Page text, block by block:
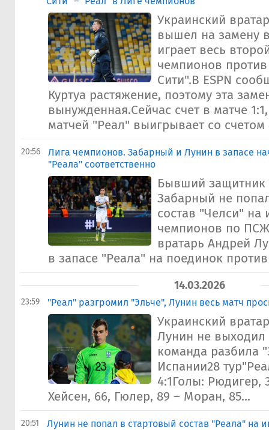
Украинский
вышел на замену
играет весь
чемпионов
Сити".В ESPN
Куртуа растяжение, поэтому эта
вынужденная.Сейчас счет в матче
матчей "Реал" выигрывает со счетом
20:56
Лига чемпионов. Забарный и Лунин в запасе
"Реала" соответственно
Бывший
Забарный не
состав "Челси" на
чемпионов по
вратарь Андрей
в запасе "Реала" на поединок
14.03.2026
23:59 "Реал" разгромил "Эльче", Лунин весь матч
Украинский
Лунин не выходил
команда разбила
Испании28
4:1Голы: Рюдигер,
Хейсен, 66, Гюлер, 89 – Моран, 85...
20:51 Лунин не попал в стартовый состав "Реала" на